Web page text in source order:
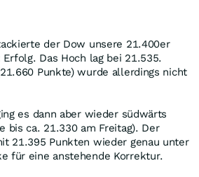
der Dow unsere 21.400er
Das Hoch lag bei 21.535.
Punkte) wurde allerdings nicht
es dann aber wieder südwärts
bis ca. 21.330 am Freitag). Der
21.395 Punkten wieder genau unter
für eine anstehende Korrektur.